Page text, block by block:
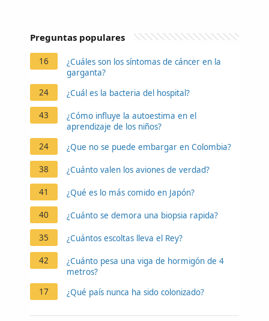
Preguntas populares
16
¿Cuáles son los síntomas de cáncer en la
garganta?
24
¿Cuál es la bacteria del hospital?
43
¿Cómo influye la autoestima en el
aprendizaje de los niños?
24
¿Que no se puede embargar en Colombia?
38 ¿Cuánto valen los aviones de verdad?
41 ¿Qué es lo más comido en Japón?
40 ¿Cuánto se demora una biopsia rapida?
35 ¿Cuántos escoltas lleva el Rey?
42
¿Cuánto pesa una viga de hormigón de 4
metros?
17
¿Qué país nunca ha sido colonizado?